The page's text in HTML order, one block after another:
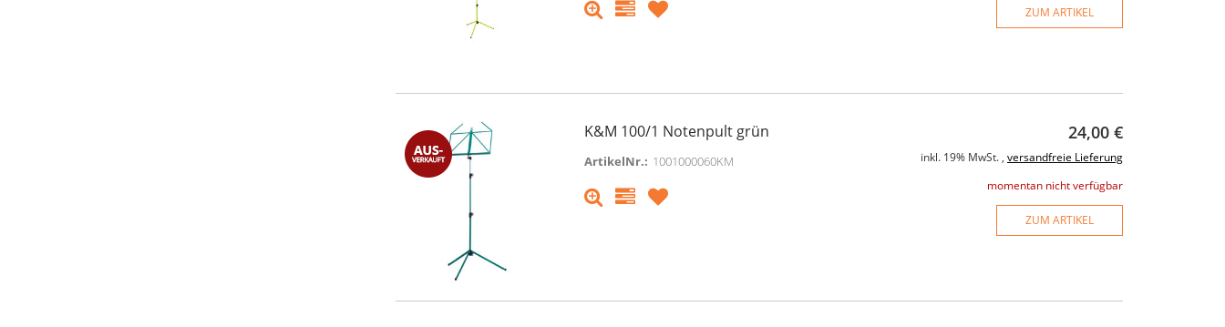
ZUM ARTIKEL
K&M 100/1 Notenpult grün
ArtikelNr.: 1001000060KM
24,00 €
inkl. 19% MwSt. , versandfreie Lieferung
momentan nicht verfügbar
ZUM ARTIKEL